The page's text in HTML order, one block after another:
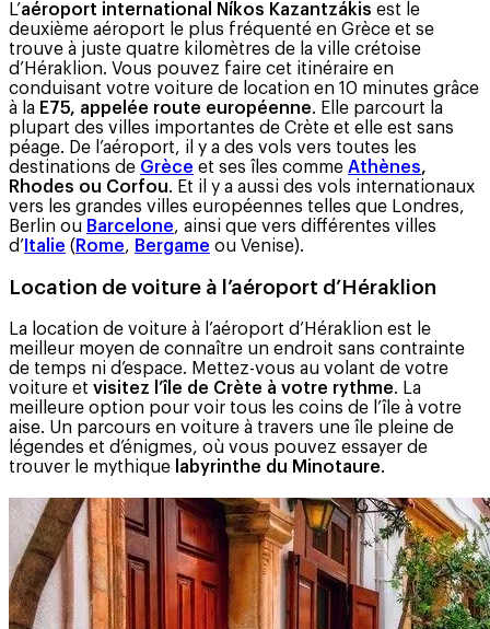
L’aéroport international Níkos Kazantzákis est le
deuxième aéroport le plus fréquenté en Grèce et se
trouve à juste quatre kilomètres de la ville crétoise
d’Héraklion. Vous pouvez faire cet itinéraire en
conduisant votre voiture de location en 10 minutes grâce
à la E75, appelée route européenne. Elle parcourt la
plupart des villes importantes de Crète et elle est sans
péage. De l’aéroport, il y a des vols vers toutes les
destinations de Grèce et ses îles comme Athènes,
Rhodes ou Corfou. Et il y a aussi des vols internationaux
vers les grandes villes européennes telles que Londres,
Berlin ou Barcelone, ainsi que vers différentes villes
d’ Italie ( Rome, Bergame ou Venise).
Location de voiture à l’aéroport d’Héraklion
La location de voiture à l’aéroport d’Héraklion est le
meilleur moyen de connaître un endroit sans contrainte
de temps ni d’espace. Mettez-vous au volant de votre
voiture et visitez l’île de Crète à votre rythme. La
meilleure option pour voir tous les coins de l’île à votre
aise. Un parcours en voiture à travers une île pleine de
légendes et d’énigmes, où vous pouvez essayer de
trouver le mythique labyrinthe du Minotaure.